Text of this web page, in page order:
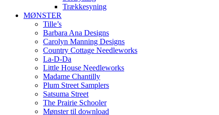
Trækkesyning
MØNSTER
Tille’s
Barbara Ana Designs
Carolyn Manning Designs
Country Cottage Needleworks
La-D-Da
Little House Needleworks
Madame Chantilly
Plum Street Samplers
Satsuma Street
The Prairie Schooler
Mønster til download